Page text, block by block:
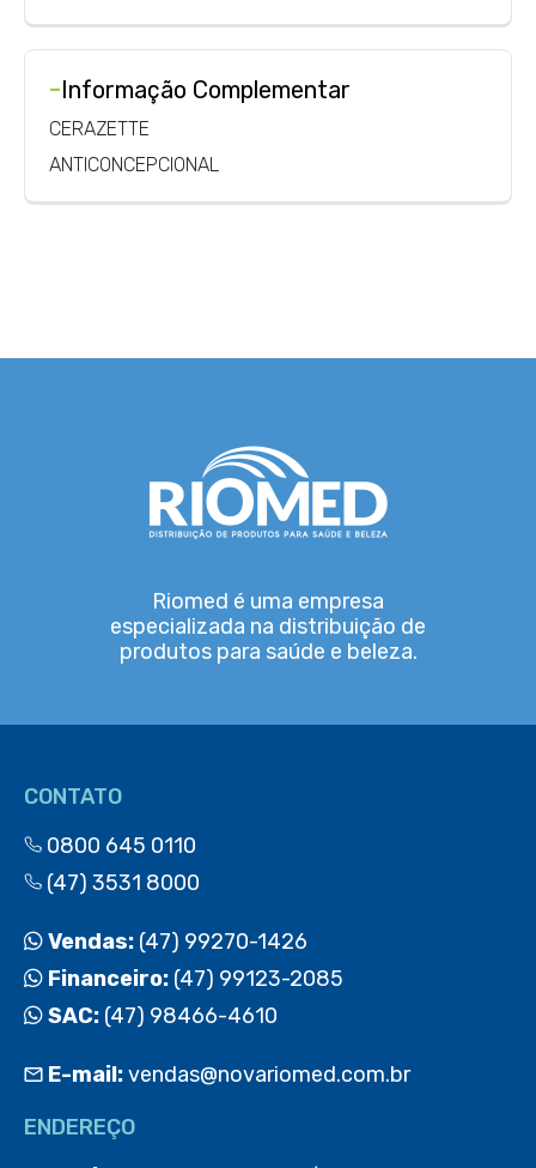
-Informação Complementar
CERAZETTE
ANTICONCEPCIONAL
Riomed é uma empresa
especializada na distribuição de
produtos para saúde e beleza.
CONTATO
0800 645 0110
(47) 3531 8000
Vendas: (47) 99270-1426
Financeiro: (47) 99123-2085
SAC: (47) 98466-4610
E-mail:vendas@novariomed.com.br
ENDEREÇO